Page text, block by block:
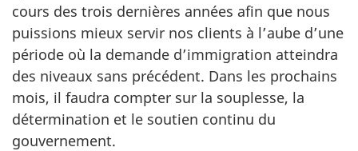
cours des trois dernières années afin que nous
puissions mieux servir nos clients à l’aube d’une
période où la demande d’immigration atteindra
des niveaux sans précédent. Dans les prochains
mois, il faudra compter sur la souplesse, la
détermination et le soutien continu du
gouvernement.